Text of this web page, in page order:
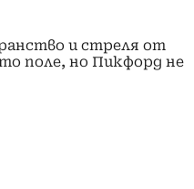
и стреля от
поле, но Пикфорд не